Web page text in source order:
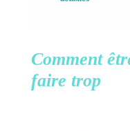
Comment
faire trop